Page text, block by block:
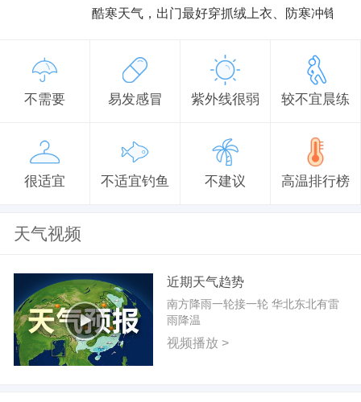
酷寒天气，出门最好穿抓绒上衣、防寒冲锋衣
不需要 易发感冒 紫外线很弱 较不宜晨练
很适宜 不适宜钓鱼 不建议 高温排行榜
天气视频
近期天气趋势
南方降雨一轮接一轮 华北东北有雷
雨降温
视频播放 >